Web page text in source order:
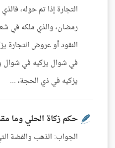
التجارة إذا تم حوله،
رمضان، والذي ملكه في
النقود أو عروض التجارة
في شوال يزكيه في شوال
يزكيه في ذي الحجة، ...
حكم زكاة الحلي وما
الجواب: الذهب والفضة